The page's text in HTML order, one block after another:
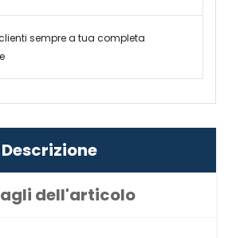
sempre a tua completa
Descrizione
dell'articolo